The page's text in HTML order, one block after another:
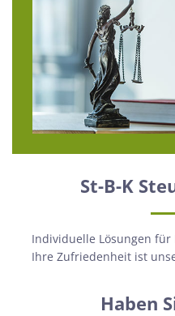
St-B-K
Individuelle Lösungen
Ihre Zufriedenheit ist
Haben